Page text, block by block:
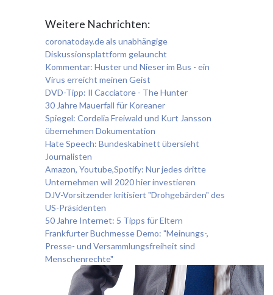
Weitere Nachrichten:
coronatoday.de als unabhängige
Diskussionsplattform gelauncht
Kommentar: Huster und Nieser im Bus - ein
Virus erreicht meinen Geist
DVD-Tipp: Il Cacciatore - The Hunter
30 Jahre Mauerfall für Koreaner
Spiegel: Cordelia Freiwald und Kurt Jansson
übernehmen Dokumentation
Hate Speech: Bundeskabinett übersieht
Journalisten
Amazon, Youtube,Spotify: Nur jedes dritte
Unternehmen will 2020 hier investieren
DJV-Vorsitzender kritisiert "Drohgebärden" des
US-Präsidenten
50 Jahre Internet: 5 Tipps für Eltern
Frankfurter Buchmesse Demo: "Meinungs-,
Presse- und Versammlungsfreiheit sind
Menschenrechte"